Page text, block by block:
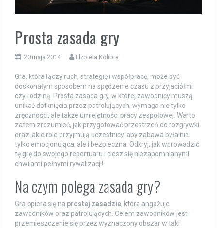
Prosta zasada gry
20 maja 2014 Elżbieta Kolibra
Gra, która łączy ruch, strategię i współpracę, może być
doskonałym sposobem na spędzenie czasu z przyjaciółmi
czy rodziną. Prosta zasada gry, w której zawodnicy muszą
unikać dotknięcia przez patrolujących, wymaga nie tylko
zręczności, ale także umiejętności pracy zespołowej. Warto
zatem zrozumieć, jak przygotować przestrzeń do rozgrywki
oraz jakie role przyjmują uczestnicy, aby zabawa była nie
tylko emocjonująca, ale i bezpieczna. Odkryj, jak wprowadzić
tę grę do swojego repertuaru i ciesz się niezapomnianymi
chwilami pełnymi rywalizacji!
Na czym polega zasada gry?
Gra opiera się na prostej zasadzie, która angażuje
zawodników oraz patrolujących. Celem zawodników jest
przemieszczenie się przez wyznaczony obszar w taki